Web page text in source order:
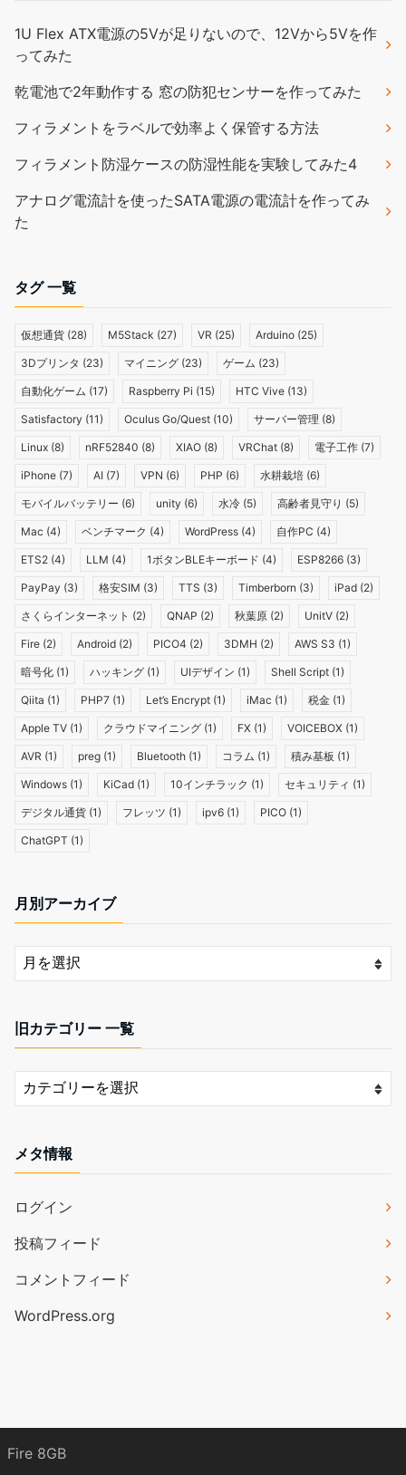
1U Flex ATX電源の5Vが足りないので、12Vから5Vを作
ってみた
乾電池で2年動作する 窓の防犯センサーを作ってみた
フィラメントをラベルで効率よく保管する方法
フィラメント防湿ケースの防湿性能を実験してみた4
アナログ電流計を使ったSATA電源の電流計を作ってみ
た
タグ 一覧
仮想通貨 (28) M5Stack (27) VR (25) Arduino (25)
3Dプリンタ (23) マイニング (23) ゲーム (23)
自動化ゲーム (17) Raspberry Pi (15) HTC Vive (13)
Satisfactory (11) Oculus Go/Quest (10) サーバー管理 (8)
Linux (8) nRF52840 (8) XIAO (8) VRChat (8) 電子工作 (7)
iPhone (7) AI (7) VPN (6) PHP (6) 水耕栽培 (6)
モバイルバッテリー (6) unity (6) 水冷 (5) 高齢者見守り (5)
Mac (4) ベンチマーク (4) WordPress (4) 自作PC (4)
ETS2 (4) LLM (4) 1ボタンBLEキーボード (4) ESP8266 (3)
PayPay (3) 格安SIM (3) TTS (3) Timberborn (3) iPad (2)
さくらインターネット (2) QNAP (2) 秋葉原 (2) UnitV (2)
Fire (2) Android (2) PICO4 (2) 3DMH (2) AWS S3 (1)
暗号化 (1) ハッキング (1) UIデザイン (1) Shell Script (1)
Qiita (1) PHP7 (1) Let’s Encrypt (1) iMac (1) 税金 (1)
Apple TV (1) クラウドマイニング (1) FX (1) VOICEBOX (1)
AVR (1) preg (1) Bluetooth (1) コラム (1) 積み基板 (1)
Windows (1) KiCad (1) 10インチラック (1) セキュリティ (1)
デジタル通貨 (1) フレッツ (1) ipv6 (1) PICO (1)
ChatGPT (1)
月別アーカイブ
旧カテゴリー 一覧
メタ情報
ログイン
投稿フィード
コメントフィード
WordPress.org
Fire 8GB